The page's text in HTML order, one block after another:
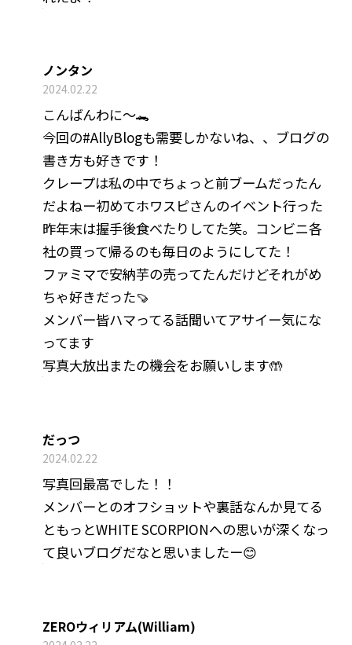
ノンタン
2024.02.22
こんばんわに〜🐊
今回の#AllyBlogも需要しかないね、、ブログの
書き方も好きです！
クレープは私の中でちょっと前ブームだったん
だよねー初めてホワスピさんのイベント行った
昨年末は握手後食べたりしてた笑。コンビニ各
社の買って帰るのも毎日のようにしてた！
ファミマで安納芋の売ってたんだけどそれがめ
ちゃ好きだった🍠
メンバー皆ハマってる話聞いてアサイー気にな
ってます
写真大放出またの機会をお願いします🤲
だっつ
2024.02.22
写真回最高でした！！
メンバーとのオフショットや裏話なんか見てる
ともっとWHITE SCORPIONへの思いが深くなっ
て良いブログだなと思いましたー😊
ZEROウィリアム(William)